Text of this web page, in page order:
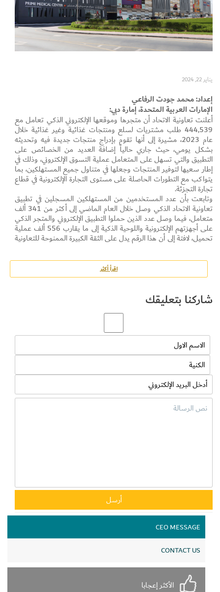
يناير 22, 2024
إعداد: محمد جودت الرفاعي
الإمارات العربية المتحدة، إمارة دبي:
أعلنت تعاونية الاتحاد أن متجرها وموقعها الإلكتروني الذكي تعامل مع
444,539 طلب مشتريات لسلع ومنتجات غذائية وغير غذائية خلال
عام 2023، مشيرة إلى أنها تقوم بإدراج منتجات جديدة فيه وتحديثه
بشكل يومي، حيث جاري حالياً إضافة العديد من الخصائص على
التطبيق والتي تسهل على المتعامل عملية التسوق الإلكتروني، وذلك في
إطار سعيها لتوفير المنتجات وجعلها في متناول جميع المستهلكين، بما
يتواكب مع التطورات الحاصلة على مستوى التجارة الإلكترونية في قطاع
تجارة التجزئة.
وتابعت بأن عدد المستخدمين من المستهلكين المسجلين في تطبيق
تعاونية الاتحاد الذكي وصل خلال العام الماضي إلى أكثر من 341 ألف
متعامل، فيما وصل عدد الذين حملوا التطبيق الإلكتروني والمتجر الذكي
على أجهزتهم الإلكترونية واللوحية الذكية إلى ما يقارب 556 ألف عملية
تحميل، لافتة إلى أن هذا الرقم يدل على الثقة الكبيرة الممنوحة للتعاونية
وأضافت بأن عدد الطلبات اليومي عبر الموقع والمتجر الذكي وصل إلى
1218 طلب، إذ تم إطلاق أكثر من 90 حملة ترويجية شملت خصومات
على آلاف السلع المختارة الأكثر استهلاكاً وطلباً من قبل المستهلكين،
الفرصة للعميل بالاستمتاع بتجربة التسوق في التعاونية من غير عربة
تسوق، إضافة إلى خدمة الطلب من المتجر الإلكتروني والاستلام من فروع
عبر المتجر الإلكتروني.
وأشارت إلى أن متجر التعاونية الذكي يقدم العديد من المزايا
لمستخدميه، منها العروض الترويجية الذكية والتي يستطيع من خلالها
حصرية غير متواجدة بصالات العرض، لافتة إلى أنه يمكن للمستهلكين
طلب منتجاتهم من خلال تطبيق تعاونية الاتحاد أو المتجر الذكي على
مدار الـ 24 ساعة طيلة أيام الأسبوع.
اقرأ أكثر
شاركنا بتعليقك
CEO MESSAGE
CONTACT US
الأكثر إعجابا
Set Youtube Channel ID